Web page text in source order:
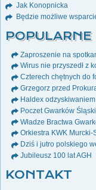
Jak Konopnicka
Będzie możliwe
POPULARNE
Zaproszenie na
Wirus nie przyszedł z
Czterech chętnych do
Grzegorz przed
Haldex odzyskiwaniem
Poczet Gwarków
Władze Bractwa
Orkiestra KWK Murcki-
Dziś i jutro polskiego
Jubileusz 100 lat AGH
KONTAKT